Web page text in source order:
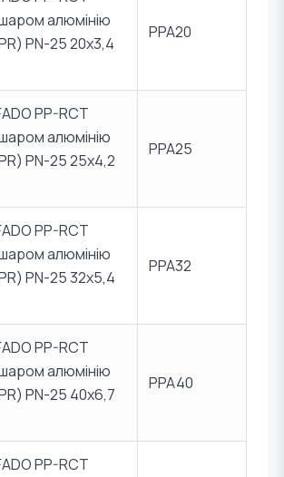
алюмінію
PN-25 20х3,4
PPA20
PP-RCT
алюмінію
PN-25 25х4,2
PPA25
PP-RCT
алюмінію
PN-25 32х5,4
PPA32
PP-RCT
алюмінію
PN-25 40х6,7
PPA40
PP-RCT